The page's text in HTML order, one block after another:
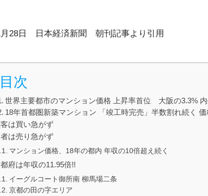
月28日 日本経済新聞 朝刊記事より引用
目次
世界主要都市のマンション価格 上昇率首位 大阪の3.3%
18年首都圏新築マンション 「竣工時完売」半数割れ続く
は買い急がず
は売り急がず
マンション価格、18年の都内 年収の10倍超え続く
府は年収の11.95倍!!
イーグルコート御所南 柳馬場二条
京都の田の字エリア